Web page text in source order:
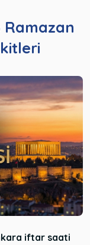
iftar saati